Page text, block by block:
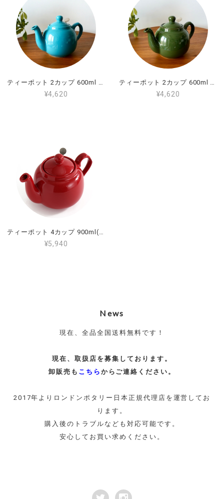
¥4,620 ¥4,620
¥5,940
News
現在、全品全国送料無料です！
現在、取扱店を募集しております。
卸販売も こちら からご連絡ください。
2017年よりロンドンポタリー日本正規代理店を運営してお
ります。
購入後のトラブルなども対応可能です。
安心してお買い求めください。